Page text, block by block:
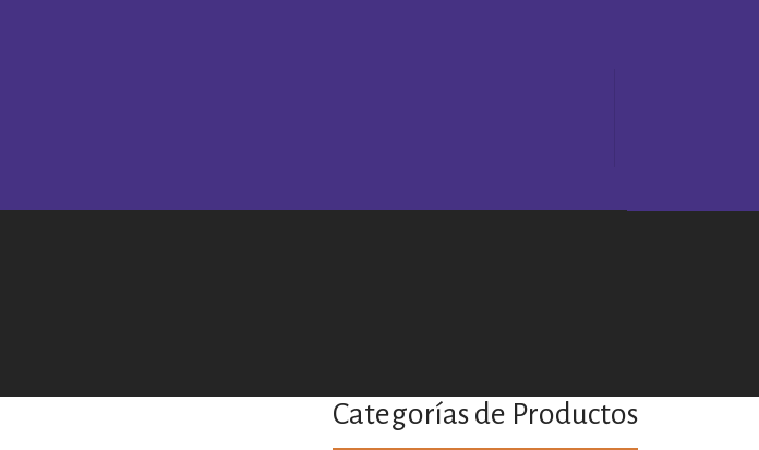
Categorías de Productos